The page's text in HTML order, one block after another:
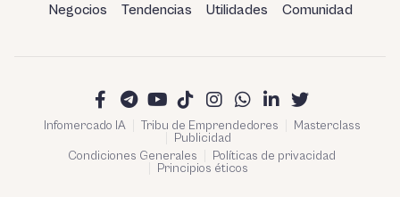
Negocios Tendencias Utilidades Comunidad
Infomercado IA Tribu de Emprendedores
Masterclass
Publicidad
Condiciones Generales
Políticas de privacidad
Principios éticos